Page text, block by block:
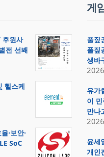
후원사
전 선봬
헬스케
·보안·
SoC
게
풀짚
풀짚
생바
유가
이
만나
윤세
개인